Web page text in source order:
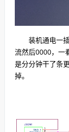
装机通电一插
流然后0000，一
是分分钟干了条
掉。